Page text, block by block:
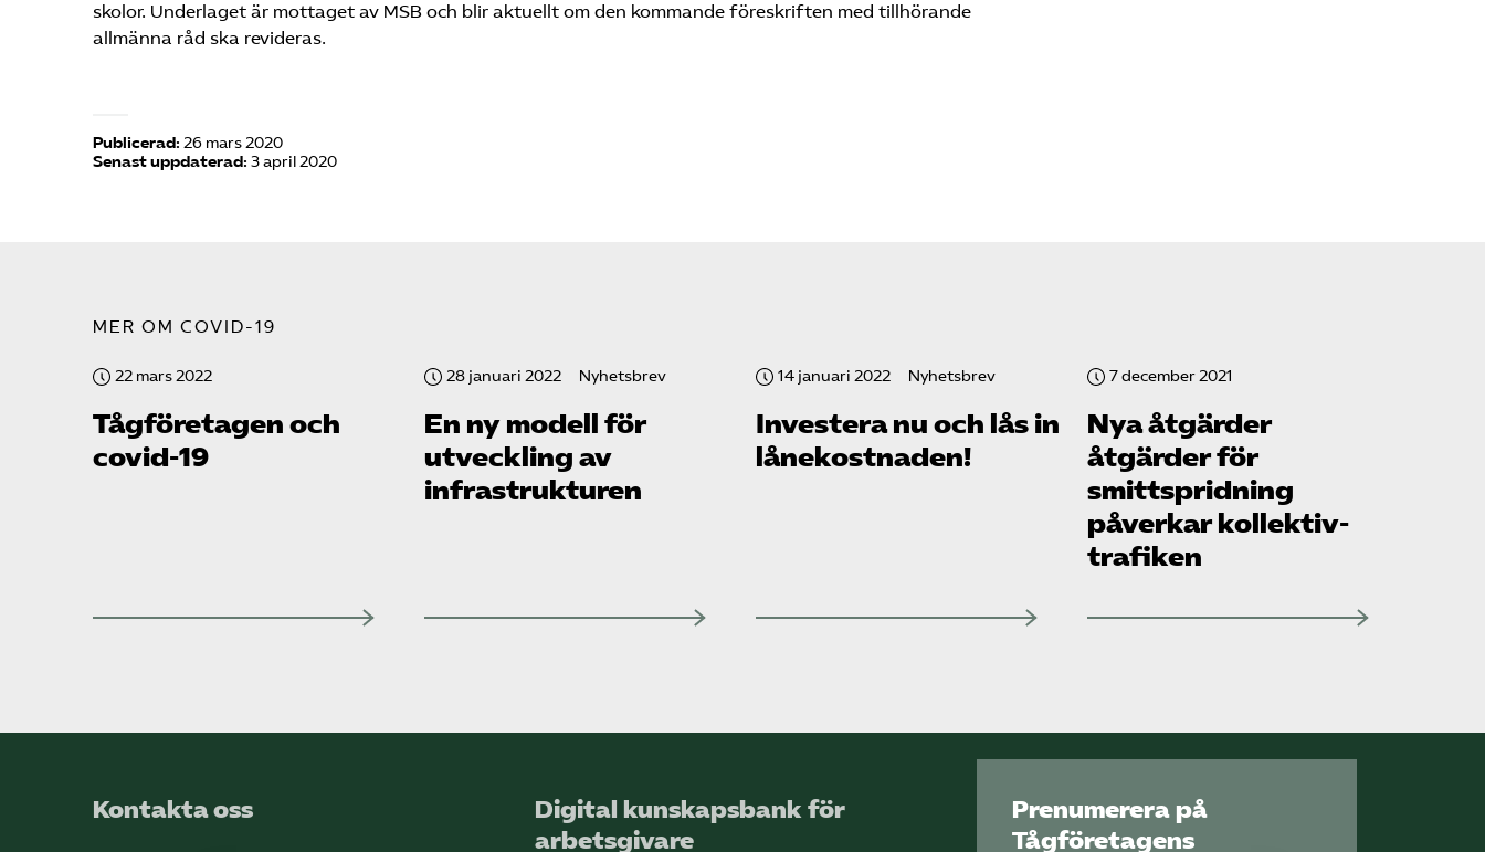
skolor. Underlaget är mottaget av MSB och blir aktuellt om den kommande föreskriften med tillhörande
allmänna råd ska revideras.
Publicerad: 26 mars 2020
Senast uppdaterad: 3 april 2020
MER OM COVID-19
22 mars 2022
Tåg­företagen och
covid-19
28 januari 2022 Nyhetsbrev
En ny modell för
utveckling av
infrastrukturen
14 januari 2022 Nyhetsbrev
Investera nu och lås in
lånekostnaden!
7 december 2021
Nya åtgärder
åtgärder för
smittspridning
påverkar kollektiv­
trafiken
Kontakta oss
Digital kunskapsbank för
arbetsgivare
Prenumerera på
Tågföretagens